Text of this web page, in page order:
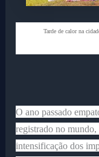
Tarde de calor na
O ano passado
registrado no mundo,
intensificação dos